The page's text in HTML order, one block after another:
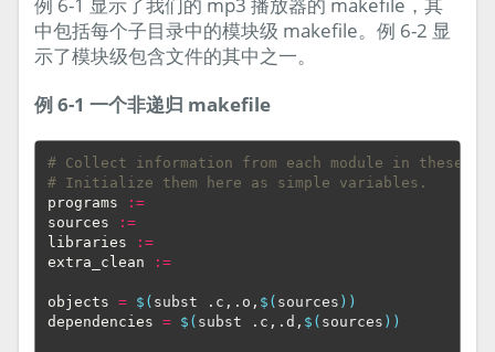
例 6-1 显示了我们的 mp3 播放器的 makefile，其
中包括每个子目录中的模块级 makefile。例 6-2 显
示了模块级包含文件的其中之一。
例 6-1 一个非递归 makefile
# Collect information from each module in these
# Initialize them here as simple variables.
programs
:=
sources
:=
libraries
:=
extra_clean
:=
objects = $( subst .c,.o, $( sources ))
dependencies
= $( subst .c,.d, $( sources ))